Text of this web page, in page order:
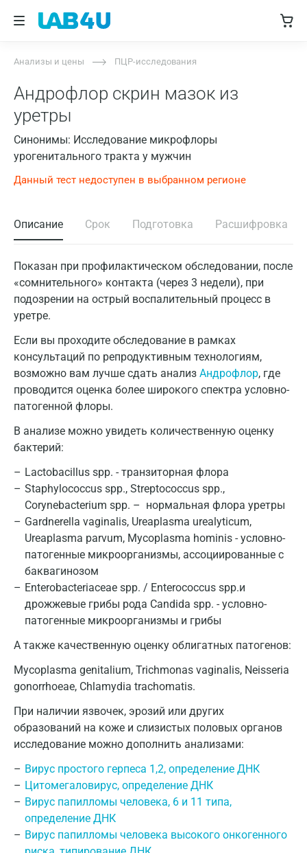
Анализы и цены ПЦР-исследования
Андрофлор скрин мазок из
уретры
Синонимы: Исследование микрофлоры
урогенитального тракта у мужчин
Данный тест недоступен в выбранном регионе
Описание Срок Подготовка Расшифровка
Показан при профилактическом обследовании, после
«сомнительного» контакта (через 3 недели), при
подозрении на острый воспалительный процесс в
уретре.
Если вы проходите обследование в рамках
консультаций по репродуктивным технологиям,
возможно вам лучше сдать анализ Андрофлор, где
проводится оценка более широкого спектра условно-
патогенной флоры.
В анализе можно увидеть количественную оценку
бактерий:
Lactobacillus spp. - транзиторная флора
Staphylococcus spp., Streptococcus spp.,
Corynebacterium spp. – нормальная флора уретры
Gardnerella vaginalis, Ureaplasma urealyticum,
Ureaplasma parvum, Mycoplasma hominis - условно-
патогенные микроорганизмы, ассоциированные с
баквагинозом
Enterobacteriaceae spp. / Enterococcus spp.и
дрожжевые грибы рода Candida spp. - условно-
патогенные микроорганизмы и грибы
А также качественную оценку облигатных патогенов:
Mycoplasma genitalium, Trichmonas vaginalis, Neisseria
gonorrhoeae, Chlamydia trachomatis.
При наличии язвочек, эрозий или других
образований на коже и слизистых половых органов
исследование можно дополнить анализами:
Вирус простого герпеса 1,2, определение ДНК
Цитомегаловирус, определение ДНК
Вирус папилломы человека, 6 и 11 типа,
определение ДНК
Вирус папилломы человека высокого онкогенного